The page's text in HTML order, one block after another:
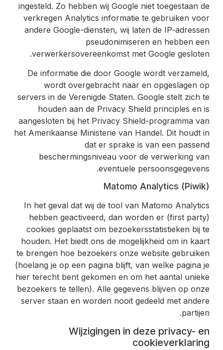
ingesteld. Zo hebben wij Google niet toegestaan de
verkregen Analytics informatie te gebruiken voor
andere Google-diensten, wij laten de IP-adressen
pseudonimiseren en hebben een
verwerkersovereenkomst met Google gesloten.
De informatie die door Google wordt verzameld,
wordt overgebracht naar en opgeslagen op
servers in de Verenigde Staten. Google stelt zich te
houden aan de Privacy Shield principles en is
aangesloten bij het Privacy Shield-programma van
het Amerikaanse Ministerie van Handel. Dit houdt in
dat er sprake is van een passend
beschermingsniveau voor de verwerking van
eventuele persoonsgegevens.
Matomo Analytics (Piwik)
In het geval dat wij de tool van Matomo Analytics
hebben geactiveerd, dan worden er (first party)
cookies geplaatst om bezoekersstatistieken bij te
houden. Het biedt ons de mogelijkheid om in kaart
te brengen hoe bezoekers onze website gebruiken
(hoelang je op een pagina blijft, van welke pagina je
hier terecht bent gekomen en om het aantal unieke
bezoekers te tellen). Alle gegevens blijven op onze
server staan en worden nooit gedeeld met andere
partijen.
Wijzigingen in deze privacy- en
cookieverklaring